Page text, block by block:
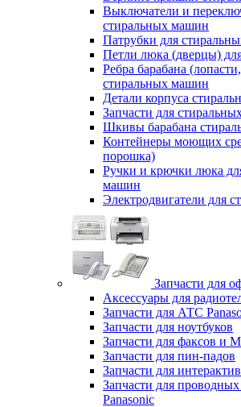
Выключатели и
стиральных машин
Патрубки для
Петли люка (дверцы)
Ребра барабана
стиральных машин
Детали корпуса
Запчасти для
Шкивы барабана
Контейнеры моющих
порошка)
Ручки и крючки люка
машин
Электродвигатели для
Запчасти для
Аксессуары для
Запчасти для АТС
Запчасти для ноутбуков
Запчасти для факсов и
Запчасти для пин-падов
Запчасти для
Запчасти для
Panasonic